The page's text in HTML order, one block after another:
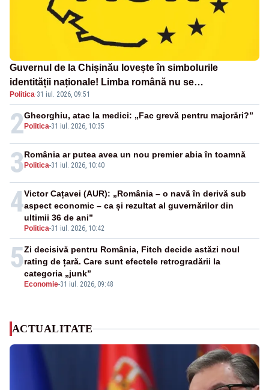
Guvernul de la Chișinău lovește în simbolurile
identității naționale! Limba română nu se
economisește! Limba română se sărbătorește!
Politica·31 iul. 2026, 09:51
2 Politica-31 iul. 2026, 10:35
Gheorghiu, atac la medici: „Fac grevă pentru majorări?”
3 Politica-31 iul. 2026, 10:40
România ar putea avea un nou premier abia în toamnă
4
Politica-31 iul. 2026, 10:42
Victor Cațavei (AUR): „România – o navă în derivă sub
aspect economic – ca și rezultat al guvernărilor din
ultimii 36 de ani”
5
Economie-31 iul. 2026, 09:48
Zi decisivă pentru România, Fitch decide astăzi noul
rating de țară. Care sunt efectele retrogradării la
categoria „junk”
ACTUALITATE